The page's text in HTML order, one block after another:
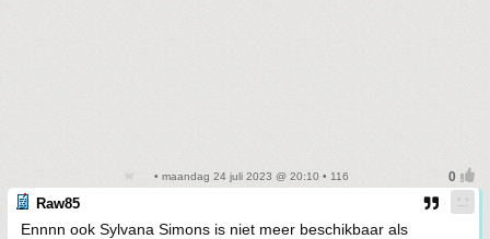
• maandag 24 juli 2023 @ 20:10 • 116
Raw85
Ennnn ook Sylvana Simons is niet meer beschikbaar als